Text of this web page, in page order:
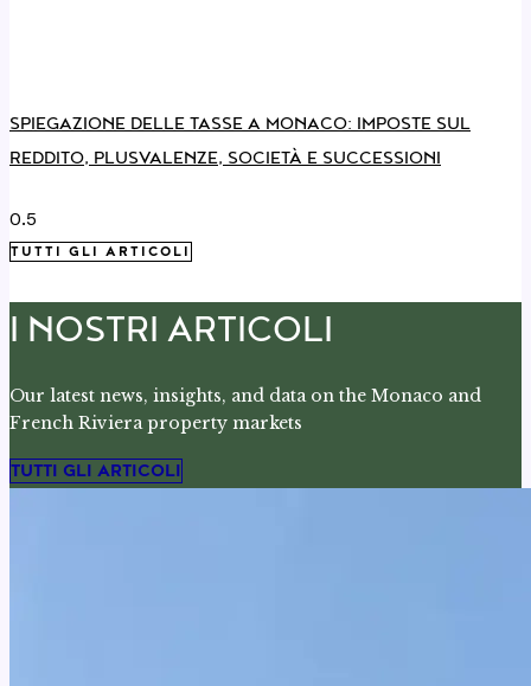
SPIEGAZIONE DELLE TASSE A MONACO: IMPOSTE SUL
REDDITO, PLUSVALENZE, SOCIETÀ E SUCCESSIONI
TUTTI GLI ARTICOLI
I NOSTRI ARTICOLI
Our latest news, insights, and data on the Monaco and
French Riviera property markets
TUTTI GLI ARTICOLI